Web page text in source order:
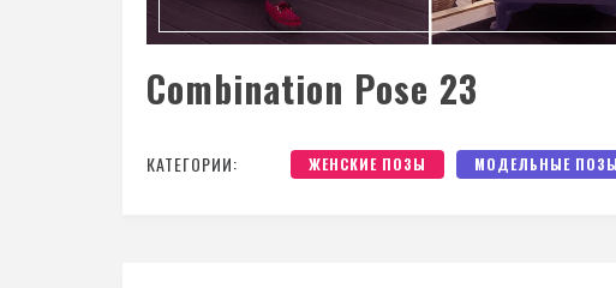
Combination Pose 23
КАТЕГОРИИ: ЖЕНСКИЕ ПОЗЫ МОДЕЛЬНЫЕ ПОЗЫ